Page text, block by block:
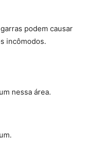
podem causar
incômodos.
nessa área.